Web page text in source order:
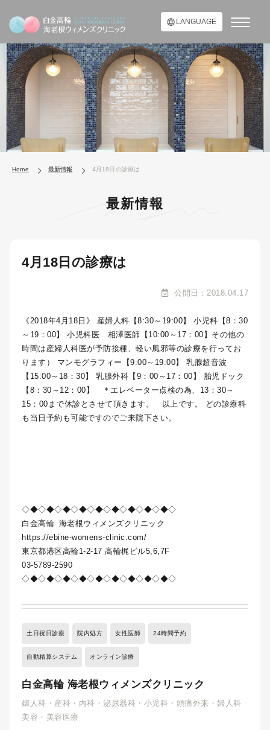
LANGUAGE
Home 最新情報 4月18日の診療は
最新情報
4月18日の診療は
公開日：2018.04.17
《2018年4月18日》 産婦人科【8:30～19:00】 小児科【8：30
～19：00】 小児科医 相澤医師【10:00～17：00】その他の
時間は産婦人科医が予防接種、軽い風邪等の診療を行ってお
ります） マンモグラフィー【9:00～19:00】 乳腺超音波
【15:00～18：30】 乳腺外科【9：00～17：00】 胎児ドック
【8：30～12：00】 ＊エレベーター点検の為、13：30～
15：00まで休診とさせて頂きます。 以上です。 どの診療科
も当日予約も可能ですのでご来院下さい。
◇◆◇◆◇◆◇◆◇◆◇◆◇◆◇◆◇◆◇
白金高輪 海老根ウィメンズクリニック
https://ebine-womens-clinic.com/
東京都港区高輪1-2-17 高輪梶ビル5,6,7F
03-5789-2590
◇◆◇◆◇◆◇◆◇◆◇◆◇◆◇◆◇◆◇
土日祝日診療 院内処方 女性医師 24時間予約
自動精算システム オンライン診療
白金高輪 海老根ウィメンズクリニック
婦人科・産科・内科・泌尿器科・小児科・頭痛外来・婦人科
美容・美容医療